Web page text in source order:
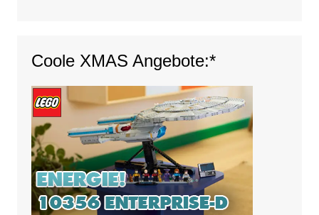
Coole XMAS Angebote:*